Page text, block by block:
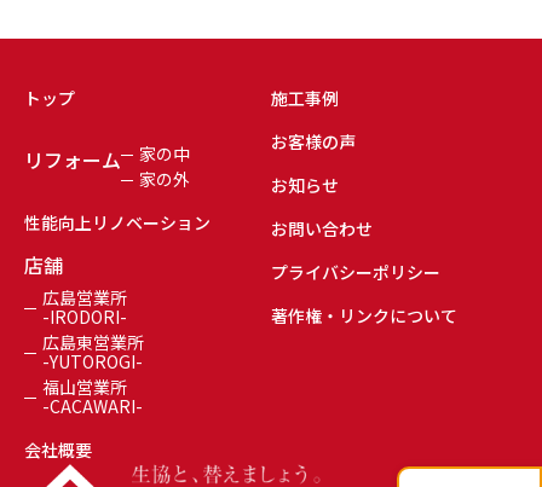
トップ
リフォーム
家の中
家の外
性能向上リノベーション
店舗
広島営業所
-IRODORI-
広島東営業所
-YUTOROGI-
福山営業所
-CACAWARI-
会社概要
施工事例
お客様の声
お知らせ
お問い合わせ
プライバシーポリシー
著作権・リンクについて